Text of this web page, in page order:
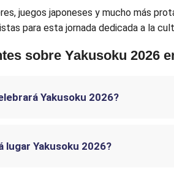
juegos japoneses y mucho más
para esta jornada dedicada a la
sobre Yakusoku 2026
Yakusoku 2026?
lugar Yakusoku 2026?